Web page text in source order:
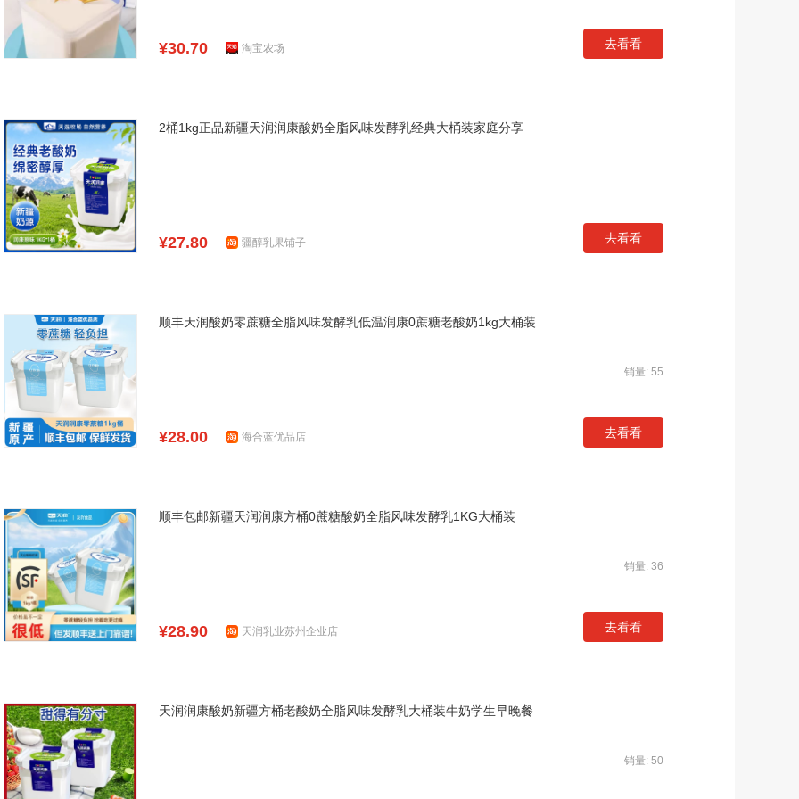
¥30.70 淘宝农场 去看看
2桶1kg正品新疆天润润康酸奶全脂风味发酵乳经典大桶装家庭分享
¥27.80 疆醇乳果铺子 去看看
顺丰天润酸奶零蔗糖全脂风味发酵乳低温润康0蔗糖老酸奶1kg大桶装
销量: 55
¥28.00 海合蓝优品店 去看看
顺丰包邮新疆天润润康方桶0蔗糖酸奶全脂风味发酵乳1KG大桶装
销量: 36
¥28.90 天润乳业苏州企业店 去看看
天润润康酸奶新疆方桶老酸奶全脂风味发酵乳大桶装牛奶学生早晚餐
销量: 50